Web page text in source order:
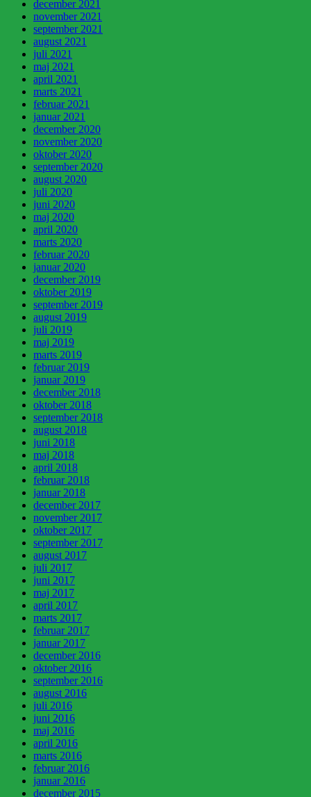
december 2021
november 2021
september 2021
august 2021
juli 2021
maj 2021
april 2021
marts 2021
februar 2021
januar 2021
december 2020
november 2020
oktober 2020
september 2020
august 2020
juli 2020
juni 2020
maj 2020
april 2020
marts 2020
februar 2020
januar 2020
december 2019
oktober 2019
september 2019
august 2019
juli 2019
maj 2019
marts 2019
februar 2019
januar 2019
december 2018
oktober 2018
september 2018
august 2018
juni 2018
maj 2018
april 2018
februar 2018
januar 2018
december 2017
november 2017
oktober 2017
september 2017
august 2017
juli 2017
juni 2017
maj 2017
april 2017
marts 2017
februar 2017
januar 2017
december 2016
oktober 2016
september 2016
august 2016
juli 2016
juni 2016
maj 2016
april 2016
marts 2016
februar 2016
januar 2016
december 2015